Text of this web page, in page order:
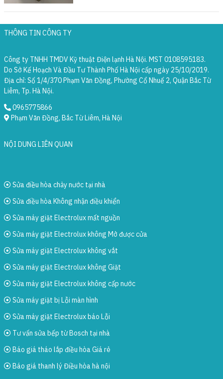
THÔNG TIN CÔNG TY
Công ty TNHH TMDV Kỹ thuật Điện lạnh Hà Nội. MST 0108595183.
Do Sở Kế Hoạch Và Đầu Tư Thành Phố Hà Nội cấp ngày 25/10/2019.
Địa chỉ: Số 1/4/370 Phạm Văn Đồng, Phường Cổ Nhuế 2, Quận Bắc Từ
Liêm, Tp. Hà Nội.
0965775866
Phạm Văn Đồng, Bắc Từ Liêm, Hà Nội
NỘI DUNG LIÊN QUAN
Sửa điều hòa chảy nước tại nhà
Sửa điều hòa Không nhận điều khiển
Sửa máy giặt Electrolux mất nguồn
Sửa máy giặt Electrolux không Mở được cửa
Sửa máy giặt Electrolux không vắt
Sửa máy giặt Electrolux không Giặt
Sửa máy giặt Electrolux không cấp nước
Sửa máy giặt bị Lỗi màn hình
Sửa máy giặt Electrolux báo Lỗi
Tư vấn sửa bếp từ Bosch tại nhà
Báo giá tháo lắp điều hòa Giá rẻ
Báo giá thanh lý Điều hòa hà nội